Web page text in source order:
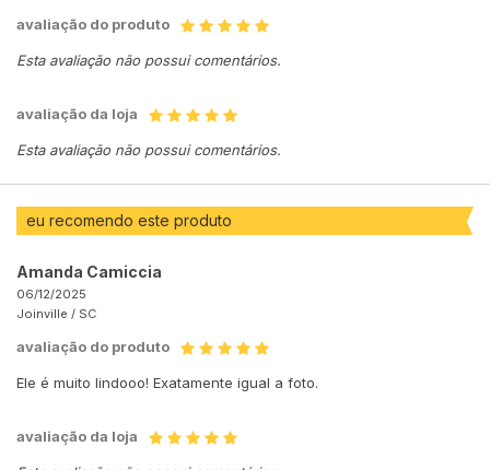
avaliação do produto
Esta avaliação não possui comentários.
avaliação da loja
Esta avaliação não possui comentários.
eu recomendo este produto
Amanda Camiccia
06/12/2025
Joinville / SC
avaliação do produto
Ele é muito lindooo! Exatamente igual a foto.
avaliação da loja